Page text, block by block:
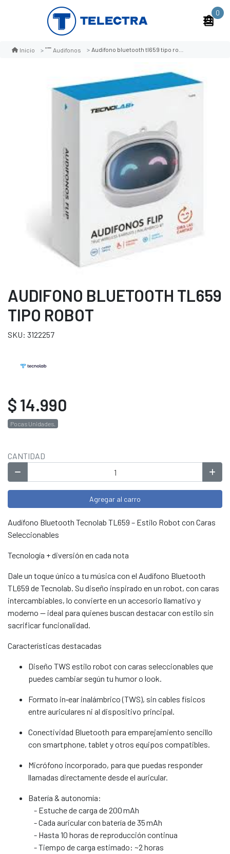
0
Inicio Audifonos Audifono bluetooth tl659 tipo robot
AUDIFONO BLUETOOTH TL659
TIPO ROBOT
SKU: 3122257
$ 14.990
Pocas Unidades.
CANTIDAD
Agregar al carro
Audífono Bluetooth Tecnolab TL659 – Estilo Robot con Caras
Seleccionables
Tecnología + diversión en cada nota
Dale un toque único a tu música con el Audífono Bluetooth
TL659 de Tecnolab. Su diseño inspirado en un robot, con caras
intercambiables, lo convierte en un accesorio llamativo y
moderno — ideal para quienes buscan destacar con estilo sin
sacrificar funcionalidad.
Características destacadas
Diseño TWS estilo robot con caras seleccionables que
puedes cambiar según tu humor o look.
Formato in‑ear inalámbrico (TWS), sin cables físicos
entre auriculares ni al dispositivo principal.
Conectividad Bluetooth para emparejamiento sencillo
con smartphone, tablet y otros equipos compatibles.
Micrófono incorporado, para que puedas responder
llamadas directamente desde el auricular.
Batería & autonomía:
- Estuche de carga de 200 mAh
- Cada auricular con batería de 35 mAh
- Hasta 10 horas de reproducción continua
- Tiempo de carga estimado: ~2 horas